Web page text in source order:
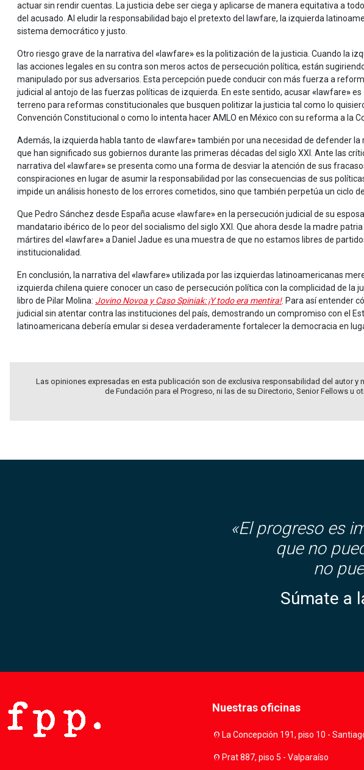
actuar sin rendir cuentas. La justicia debe ser ciega y aplicarse de manera equitativa a
del acusado. Al eludir la responsabilidad bajo el pretexto del lawfare, la izquierda
sistema democrático y justo.
Otro riesgo grave de la narrativa del «lawfare»es la politización de la justicia. Cuando la
las acciones legales en su contra son meros actos de persecución política, están
manipulado por sus adversarios. Esta percepción puede conducir con más fuerza a
judicial al antojo de las fuerzas políticas de izquierda. En este sentido, acusar«lawfare»es
terreno para reformas constitucionales que busquen politizar la justicia tal como lo
Convención Constitucional o como lo intenta hacer AMLO en México con su reforma a la
Además, la izquierda habla tanto de «lawfare»también por una necesidad de defender
que han significado sus gobiernos durante las primeras décadas del siglo XXI. Ante las
narrativa del «lawfare»se presenta como una forma de desviar la atención de sus
conspiraciones en lugar de asumir la responsabilidad por las consecuencias de sus
impide un análisis honesto de los errores cometidos, sino que también perpetúa un ciclo
Que Pedro Sánchez desde España acuse «lawfare»en la persecución judicial de su
mandatario ibérico de lo peor del socialismo del siglo XXI. Que ahora desde la madre
mártires del «lawfare»a Daniel Jadue es una muestra de que no estamos libres de
institucionalidad.
En conclusión, la narrativa del «lawfare»utilizada por las izquierdas latinoamericanas
izquierda chilena quiere conocer un caso de persecución política con la complicidad de la
libro de Pilar Molina: Jovino Novoa y Caso Spiniak: ¡Y todo era mentira!. Para así entender
judicial sin atentar contra las instituciones del país, demostrando un compromiso con el
latinoamericana debería emular si desea verdaderamente fortalecer la democracia en
Las opiniones expresadas en esta publicación son de exclusiva responsabilidad del autor y
de Fundación para el Progreso, ni las de su Directorio, Senior Fellows u
«El progreso es
que no
no
Súmate a
Nuestras oficinas
location_on La Concepción 191, piso 10 -
location_on Prat 887, piso 5 - Valparaíso